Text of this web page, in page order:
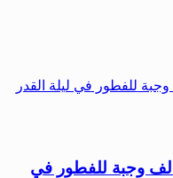
مبادرة عطاء التطوعية توزع 20 ألف وجبة للفطور في